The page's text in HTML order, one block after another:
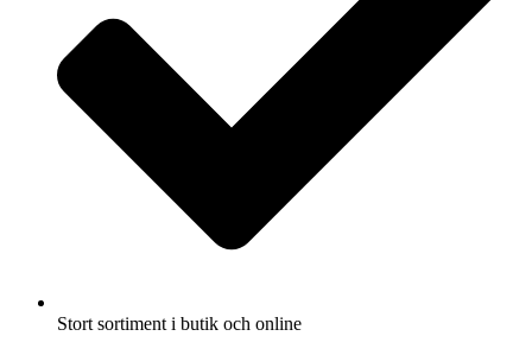
Stort sortiment i butik och online